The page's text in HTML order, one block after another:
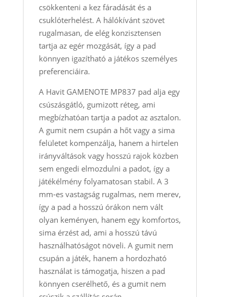
csökkenteni a kez fáradását és a
csuklóterhelést. A hálókívánt szövet
rugalmasan, de elég konzisztensen
tartja az egér mozgását, így a pad
könnyen igazítható a játékos személyes
preferenciáira.
A Havit GAMENOTE MP837 pad alja egy
csúszásgátló, gumizott réteg, ami
megbízhatóan tartja a padot az asztalon.
A gumit nem csupán a hőt vagy a sima
felületet kompenzálja, hanem a hirtelen
irányváltások vagy hosszú rajok közben
sem engedi elmozdulni a padot, így a
játékélmény folyamatosan stabil. A 3
mm‑es vastagság rugalmas, nem merev,
így a pad a hosszú órákon nem vált
olyan keményen, hanem egy komfortos,
sima érzést ad, ami a hosszú távú
használhatóságot növeli. A gumit nem
csupán a játék, hanem a hordozható
használat is támogatja, hiszen a pad
könnyen cserélhető, és a gumit nem